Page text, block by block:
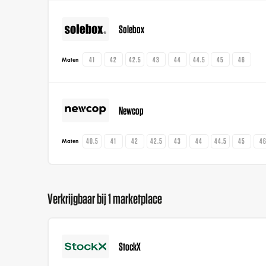
Solebox
Maten 41 42 42.5 43 44 44.5 45 46
Newcop
Maten 40.5 41 42 42.5 43 44 44.5 45
Verkrijgbaar bij 1 marketplace
StockX